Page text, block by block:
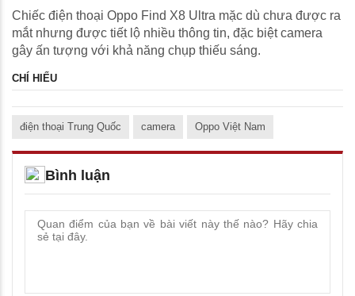
Chiếc điện thoại Oppo Find X8 Ultra mặc dù chưa được ra
mắt nhưng được tiết lộ nhiều thông tin, đặc biệt camera
gây ấn tượng với khả năng chụp thiếu sáng.
CHÍ HIẾU
điện thoại Trung Quốc camera Oppo Việt Nam
Bình luận